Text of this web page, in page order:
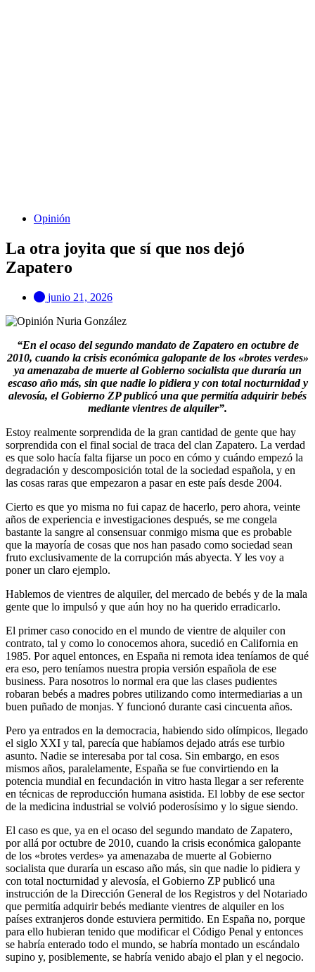
Opinión
La otra joyita que sí que nos dejó
Zapatero
junio 21, 2026
“En el ocaso del segundo mandato de Zapatero en octubre de
2010, cuando la crisis económica galopante de los «brotes verdes»
ya amenazaba de muerte al Gobierno socialista que duraría un
escaso año más, sin que nadie lo pidiera y con total nocturnidad y
alevosía, el Gobierno ZP publicó una que permitía adquirir bebés
mediante vientres de alquiler”.
Estoy realmente sorprendida de la gran cantidad de gente que hay
sorprendida con el final social de traca del clan Zapatero. La verdad
es que solo hacía falta fijarse un poco en cómo y cuándo empezó la
degradación y descomposición total de la sociedad española, y en
las cosas raras que empezaron a pasar en este país desde 2004.
Cierto es que yo misma no fui capaz de hacerlo, pero ahora, veinte
años de experiencia e investigaciones después, se me congela
bastante la sangre al consensuar conmigo misma que es probable
que la mayoría de cosas que nos han pasado como sociedad sean
fruto exclusivamente de la corrupción más abyecta. Y les voy a
poner un claro ejemplo.
Hablemos de vientres de alquiler, del mercado de bebés y de la mala
gente que lo impulsó y que aún hoy no ha querido erradicarlo.
El primer caso conocido en el mundo de vientre de alquiler con
contrato, tal y como lo conocemos ahora, sucedió en California en
1985. Por aquel entonces, en España ni remota idea teníamos de qué
era eso, pero teníamos nuestra propia versión española de ese
business. Para nosotros lo normal era que las clases pudientes
robaran bebés a madres pobres utilizando como intermediarias a un
buen puñado de monjas. Y funcionó durante casi cincuenta años.
Pero ya entrados en la democracia, habiendo sido olímpicos, llegado
el siglo XXI y tal, parecía que habíamos dejado atrás ese turbio
asunto. Nadie se interesaba por tal cosa. Sin embargo, en esos
mismos años, paralelamente, España se fue convirtiendo en la
potencia mundial en fecundación in vitro hasta llegar a ser referente
en técnicas de reproducción humana asistida. El lobby de ese sector
de la medicina industrial se volvió poderosísimo y lo sigue siendo.
El caso es que, ya en el ocaso del segundo mandato de Zapatero,
por allá por octubre de 2010, cuando la crisis económica galopante
de los «brotes verdes» ya amenazaba de muerte al Gobierno
socialista que duraría un escaso año más, sin que nadie lo pidiera y
con total nocturnidad y alevosía, el Gobierno ZP publicó una
instrucción de la Dirección General de los Registros y del Notariado
que permitía adquirir bebés mediante vientres de alquiler en los
países extranjeros donde estuviera permitido. En España no, porque
para ello hubieran tenido que modificar el Código Penal y entonces
se habría enterado todo el mundo, se habría montado un escándalo
supino y, posiblemente, se habría venido abajo el plan y el negocio.